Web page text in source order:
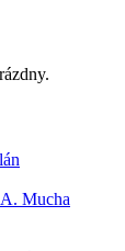
Mucha